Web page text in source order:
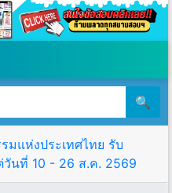
นสิงหาคม พ.ศ.2569
🔍
มแห่งประเทศไทย รับ
นที่ 10 - 26 ส.ค. 2569